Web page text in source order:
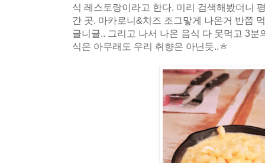
식 레스토랑이라고 한다. 미리 검색해봤더니
간 곳. 마카로니&치즈 조그맣게 나온거 반쯤
글니글.. 그리고 나서 나온 음식 다 못먹고 3분
식은 아무래도 우리 취향은 아닌듯..ㅎ